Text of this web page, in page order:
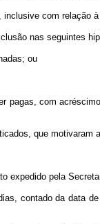
com relação
nas seguintes
ou
com
que motivaram
expedido pela
contado da data